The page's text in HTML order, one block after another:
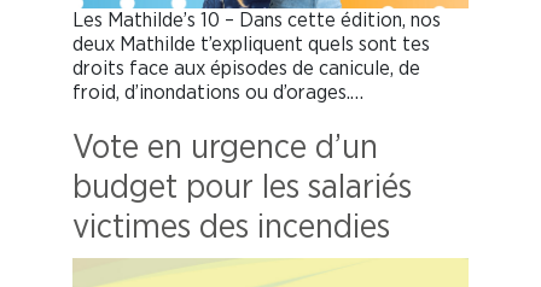
Les Mathilde’s 10 – Dans cette édition, nos
deux Mathilde t’expliquent quels sont tes
droits face aux épisodes de canicule, de
froid, d’inondations ou d’orages.…
Vote en urgence d’un
budget pour les salariés
victimes des incendies